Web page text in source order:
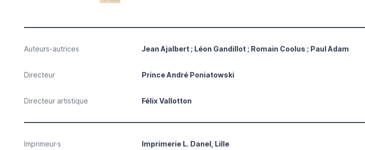
Auteurs-autrices Jean Ajalbert ; Léon Gandillot ; Romain Coolus ; Paul Adam
Directeur Prince André Poniatowski
Directeur artistique Félix Vallotton
Imprimeur·s Imprimerie L. Danel, Lille